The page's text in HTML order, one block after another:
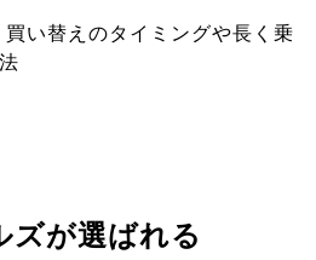
い替えのタイミングや長く乗
ズが選ばれる